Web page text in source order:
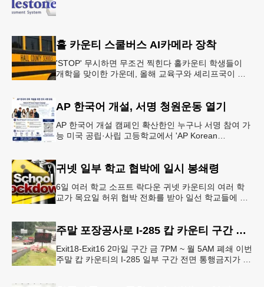
홀 카운티 스쿨버스 AI카메라 장착
'STOP' 무시하면 무조건 찍힌다 홀카운티 학생들이
개학을 맞이한 가운데, 올해 교육구와 셰리프국이 학
AP 한국어 개설, 서명 청원운동 열기
AP 한국어 개설 캠페인 확산한인 누구나 서명 참여 가
능 미국 공립·사립 고등학교에서 'AP Korean
귀넷 일부 학교 협박에 일시 봉쇄령
6일 여러 학교 소프트 락다운 귀넷 카운티의 여러 학
교가 목요일 허위 협박 전화를 받아 일선 학교들에 일
주말 포장공사로 I-285 캅 카운티 구간 통행금지
Exit18-Exit16 2마일 구간 금 7PM ~ 월 5AM 폐쇄 이번
주말 캅 카운티의 I-285 일부 구간 전면 통행금지가 시